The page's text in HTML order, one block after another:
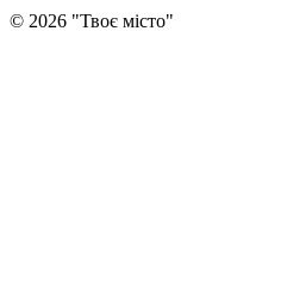
© 2026 "Твоє місто"